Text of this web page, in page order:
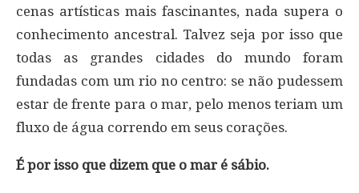
cenas artísticas mais fascinantes, nada supera o
conhecimento ancestral. Talvez seja por isso que
todas as grandes cidades do mundo foram
fundadas com um rio no centro: se não pudessem
estar de frente para o mar, pelo menos teriam um
fluxo de água correndo em seus corações.
É por isso que dizem que o mar é sábio.